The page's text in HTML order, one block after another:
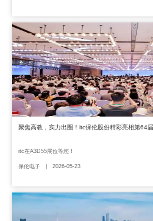
聚焦高教，实力出圈！itc保伦股份精彩亮相第64
itc在A3D55展位等您！
保伦电子 | 2026-05-23